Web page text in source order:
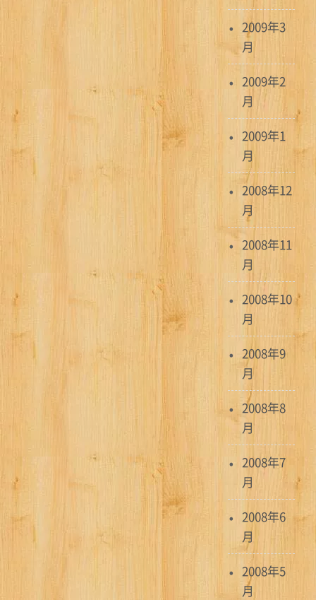
2009年3
月
2009年2
月
2009年1
月
2008年12
月
2008年11
月
2008年10
月
2008年9
月
2008年8
月
2008年7
月
2008年6
月
2008年5
月